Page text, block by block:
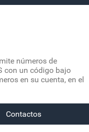
números de
con un código bajo
en su cuenta, en el
Contactos